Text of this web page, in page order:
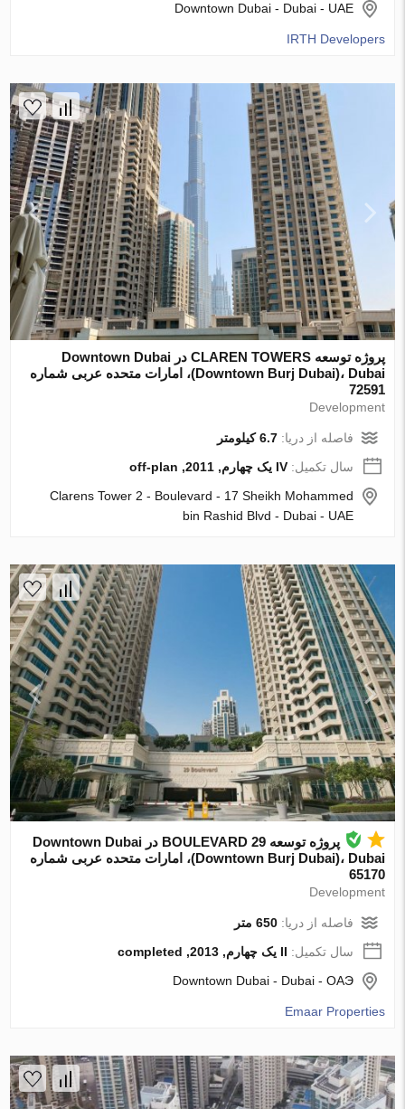
Downtown Dubai - Dubai - UAE
IRTH Developers
پروژه توسعه CLAREN TOWERS در Downtown Dubai
(Downtown Burj Dubai)، Dubai، امارات متحده عربی شماره
72591
Development
فاصله از دریا:6.7 کیلومتر
سال تکمیل:IV یک چهارم, 2011, off-plan
Clarens Tower 2 - Boulevard - 17 Sheikh Mohammed
bin Rashid Blvd - Dubai - UAE
پروژه توسعه 29 BOULEVARD در Downtown Dubai
(Downtown Burj Dubai)، Dubai، امارات متحده عربی شماره
65170
Development
فاصله از دریا:650 متر
سال تکمیل: II یک چهارم, 2013, completed
Downtown Dubai - Dubai - ОАЭ
Emaar Properties